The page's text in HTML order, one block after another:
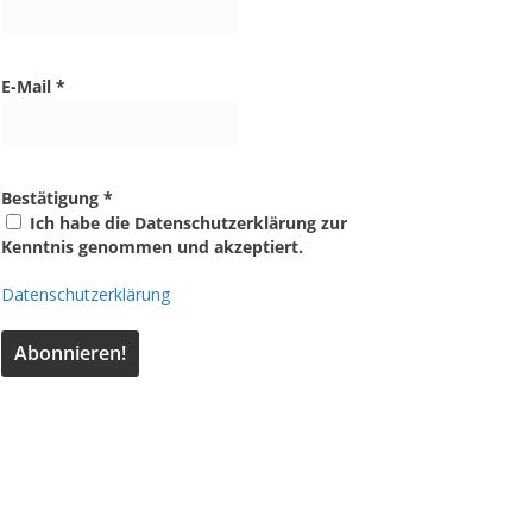
E-Mail *
Bestätigung *
Ich habe die Datenschutzerklärung zur
Kenntnis genommen und akzeptiert.
Datenschutzerklärung